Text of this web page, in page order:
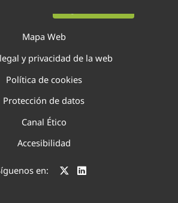
Mapa Web
y privacidad de la web
Política de cookies
Protección de datos
Canal Ético
Accesibilidad
en: